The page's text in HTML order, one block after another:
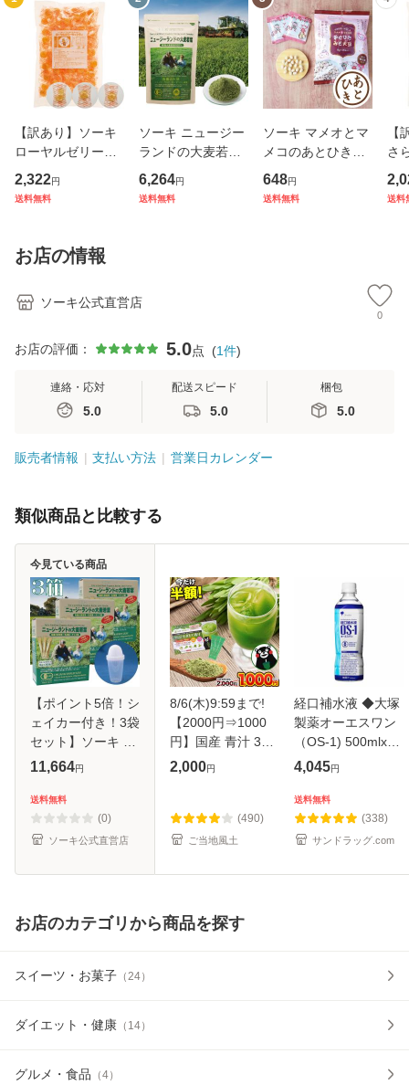
【訳あり】ソーキ
ローヤルゼリーキ
ャンディ 400g ビ
タミンC 女王蜂 ゆ
2,322円
送料無料
ソーキ ニュージー
ランドの大麦若葉
270g 青汁 有機JA
S ティムさん 食物
6,264円
送料無料
ソーキ マメオとマ
メコのあとひきみ
そ大豆 120g（8gx
15） お茶菓子 栄
648円
送料無料
【
さ
リ
ャ
送料
お店の情報
ソーキ公式直営店
0
お店の評価： 5.0点 (1件)
連絡・応対
5.0
配送スピード
5.0
梱包
5.0
販売者情報 支払い方法 営業日カレンダー
類似商品と比較する
【ポイント5倍！シ
ェイカー付き！3袋
セット】ソーキ 乳
酸菌入りニュージ
葉 3g×30包 青汁
分包 有機JAS 食物
繊維 葉酸
11,664円
送料無料
(0)
ソーキ公式直営店
今見ている商品
8/6(木)9:59まで!
【2000円⇒1000
円】国産 青汁 30
包 90g もぎたて青
州 生まれ 送料無料
《3-7営業日
2,000円
(490)
ご当地風土
経口補水液 ◆大塚
製薬オーエスワン
（OS-1) 500mlx24
本
4,045円
送料無料
(338)
サンドラッグ.com
お店のカテゴリから商品を探す
スイーツ・お菓子 （24）
ダイエット・健康 （ 14）
グルメ・食品 （4）